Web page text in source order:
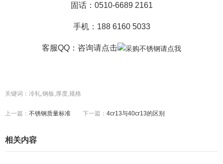
固话：0510-6689 2161
手机：188 6160 5033
客服QQ：咨询请点击
关键词：冷轧,钢板,厚度,规格
上一篇： 不锈钢质量标准 下一篇： 4cr13与40cr13的区别
相关内容